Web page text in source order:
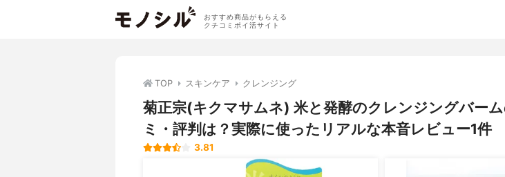
おすすめ商品がもらえる
クチコミポイ活サイト
TOP スキンケア クレンジング
菊正宗(キクマサムネ) 米と発酵のクレンジングバー
ミ・評判は？実際に使ったリアルな本音レビュー1件
3.81